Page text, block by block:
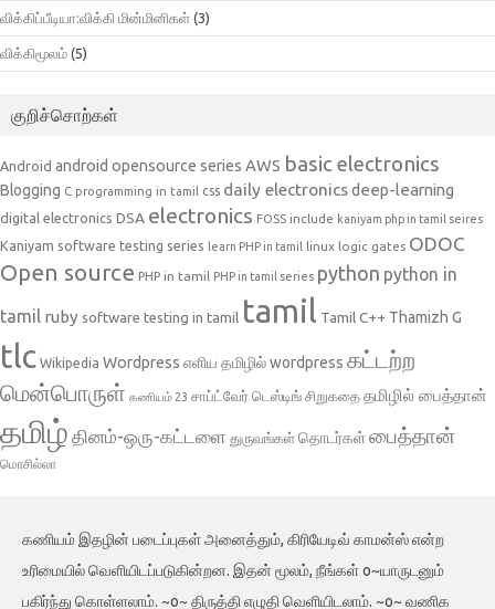
விக்கிப்பீடியா:விக்கி மின்மினிகள் (3)
விக்கிமூலம் (5)
குறிச்சொற்கள்
Android android opensource series AWS basic electronics
Blogging C programming in tamil css daily electronicsdeep-learning
digital electronics DSA electronics FOSS include kaniyam php in tamil seires
Kaniyam software testing series learn PHP in tamil linux logic gates ODOC
Open source PHP in tamil PHP in tamil series python python in
tamil ruby software testing in tamil tamil Tamil C++ Thamizh G
tlc Wikipedia Wordpress எளிய தமிழில் wordpress கட்டற்ற
மென்பொருள் கணியம் 23 சாப்ட்வேர் டெஸ்டிங் சிறுகதை தமிழில் பைத்தான்
தமிழ் தினம்-ஒரு-கட்டளை துருவங்கள் தொடர்கள்பைத்தான்
மொசில்லா
கணியம் இதழின் படைப்புகள் அனைத்தும், கிரியேடிவ் காமன்ஸ் என்ற
உரிமையில் வெளியிடப்படுகின்றன. இதன் மூலம், நீங்கள் o~யாருடனும்
பகிர்ந்து கொள்ளலாம். ~o~ திருத்தி எழுதி வெளியிடலாம். ~o~ வணிக